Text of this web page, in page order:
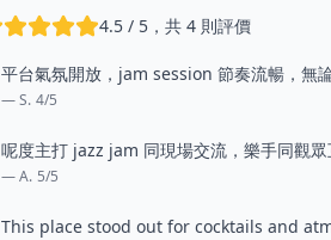
4.5 / 5，共 4 則評價
平台氣氛開放，jam session 節奏流暢，無
— S. 4/5
呢度主打 jazz jam 同現場交流，樂手同觀
— A. 5/5
This place stood out for cocktails and